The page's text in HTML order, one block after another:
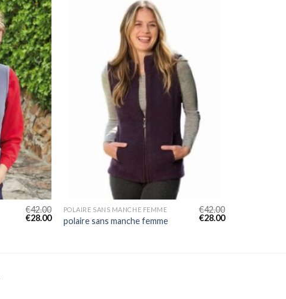
€42.00
€28.00
POLAIRE SANS MANCHE FEMME
polaire sans manche femme
€42.00
€28.00